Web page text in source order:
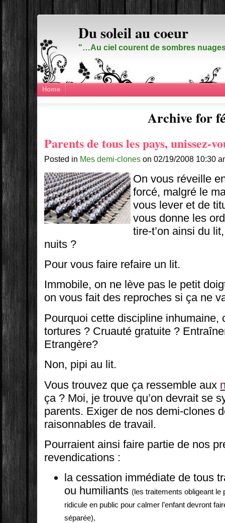
Du soleil au coeur
"…Au ciel courent de sombres
Home
Archive for
Parents de tous les pays, unissez-
Posted in Mes demi-clones on 02/19/2008 10:30
On vous réveille
forcé, malgré le
vous lever et de
vous donne les
tire-t’on ainsi du
nuits ?
Pour vous faire refaire un lit.
Immobile, on ne lève pas le petit
on vous fait des reproches si ça ne
Pourquoi cette discipline inhumaine,
tortures ? Cruauté gratuite ?
Etrangère?
Non, pipi au lit.
Vous trouvez que ça ressemble aux
ça ? Moi, je trouve qu’on devrait se
parents. Exiger de nos demi-clones
raisonnables de travail.
Pourraient ainsi faire partie de nos
revendications :
la cessation immédiate de tous
ou humiliants (les traitements obligeant le
ridicule en public pour calmer l’enfant devront
séparée),